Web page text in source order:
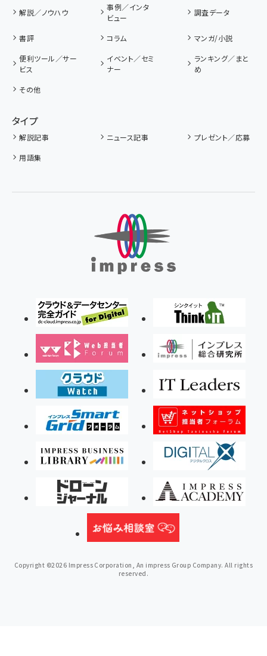
解説／ノウハウ
事例／インタ
ビュー
調査データ
書評 コラム
マンガ/小説
便利ツール／サー
ビス
イベント／セミ
ナー
ランキング／まと
め
その他
タイプ
解説記事 ニュース記事
プレゼント／応募
用語集
Copyright ©2026 Impress Corporation, An impress Group Company. All rights
reserved.